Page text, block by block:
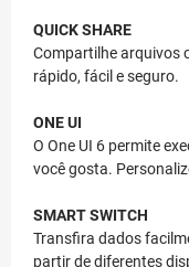
QUICK SHARE
Compartilhe arquivos
rápido, fácil e seguro.
ONE UI
O One UI 6 permite
você gosta.
SMART SWITCH
Transfira dados
partir de diferentes